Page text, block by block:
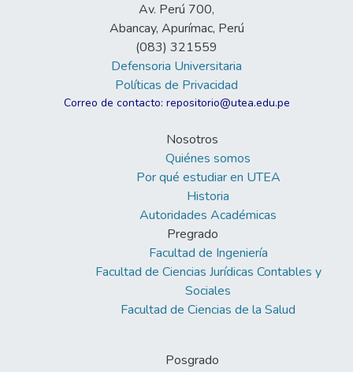
Av. Perú 700,
Abancay, Apurímac, Perú
(083) 321559
Defensoria Universitaria
Políticas de Privacidad
Correo de contacto: repositorio@utea.edu.pe
Nosotros
Quiénes somos
Por qué estudiar en UTEA
Historia
Autoridades Académicas
Pregrado
Facultad de Ingeniería
Facultad de Ciencias Jurídicas Contables y
Sociales
Facultad de Ciencias de la Salud
Posgrado